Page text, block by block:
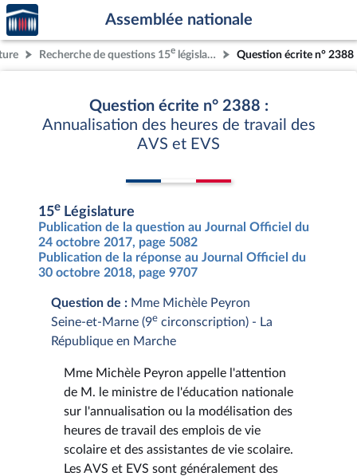
Aller au contenu
Aller en bas de la page
Accèder
à la
page
d'accueil
Assemblée nationale
Recherche de questions 15e législature Question écrite n° 2388
Question écrite n° 2388 :
Annualisation des heures de travail des
AVS et EVS
15e Législature
Publication de la question au Journal Officiel du
24 octobre 2017, page 5082
Publication de la réponse au Journal Officiel du
30 octobre 2018, page 9707
Question de : Mme Michèle Peyron
Seine-et-Marne (9e circonscription) - La
République en Marche
Mme Michèle Peyron appelle l'attention
de M. le ministre de l'éducation nationale
sur l'annualisation ou la modélisation des
heures de travail des emplois de vie
scolaire et des assistantes de vie scolaire.
Les AVS et EVS sont généralement des